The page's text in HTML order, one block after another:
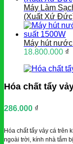
Máy Làm
(Xuất Xứ
Máy hút
18.800.000 ₫
Hóa chất tẩy
286.000 ₫
Hóa chất tẩy vảy cá trên
ngoài trời, kính nhà tắm